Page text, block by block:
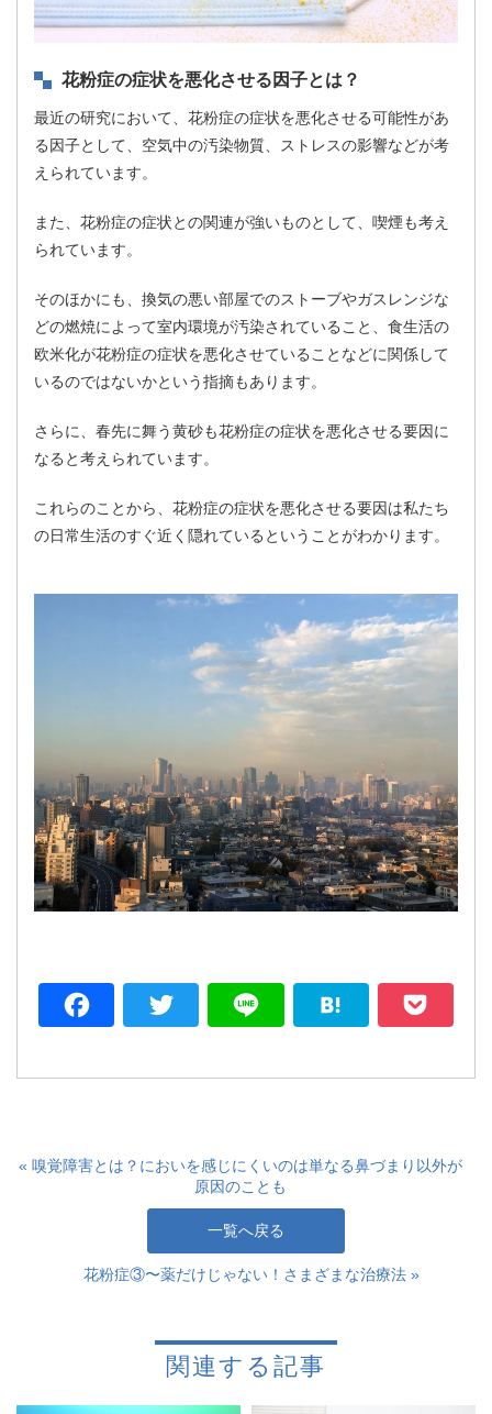
花粉症の症状を悪化させる因子とは？
最近の研究において、花粉症の症状を悪化させる可能性があ
る因子として、空気中の汚染物質、ストレスの影響などが考
えられています。
また、花粉症の症状との関連が強いものとして、喫煙も考え
られています。
そのほかにも、換気の悪い部屋でのストーブやガスレンジな
どの燃焼によって室内環境が汚染されていること、食生活の
欧米化が花粉症の症状を悪化させていることなどに関係して
いるのではないかという指摘もあります。
さらに、春先に舞う黄砂も花粉症の症状を悪化させる要因に
なると考えられています。
これらのことから、花粉症の症状を悪化させる要因は私たち
の日常生活のすぐ近く隠れているということがわかります。
Facebook
Twitter Line Hatena
« 嗅覚障害とは？においを感じにくいのは単なる鼻づまり以外が
原因のことも
一覧へ戻る
花粉症③〜薬だけじゃない！さまざまな治療法 »
関連する記事